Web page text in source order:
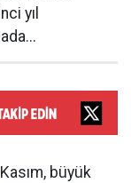
yıl
büyük